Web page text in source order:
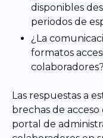
disponibles
periodos de
¿La
formatos
colaboradores?
Las respuestas a
brechas de acceso
portal de